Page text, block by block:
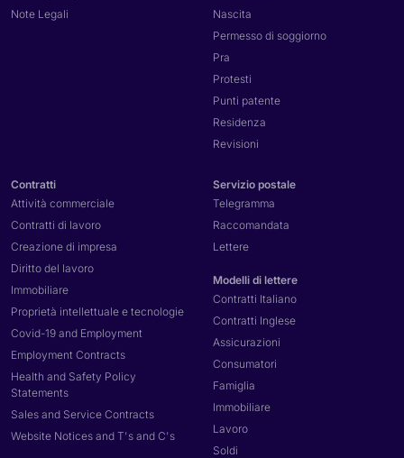
Note Legali
Nascita
Permesso di soggiorno
Pra
Protesti
Punti patente
Residenza
Revisioni
Contratti
Attività commerciale
Contratti di lavoro
Creazione di impresa
Diritto del lavoro
Immobiliare
Proprietà intellettuale e tecnologie
Covid-19 and Employment
Employment Contracts
Health and Safety Policy
Statements
Sales and Service Contracts
Website Notices and T's and C's
Servizio postale
Telegramma
Raccomandata
Lettere
Modelli di lettere
Contratti Italiano
Contratti Inglese
Assicurazioni
Consumatori
Famiglia
Immobiliare
Lavoro
Soldi